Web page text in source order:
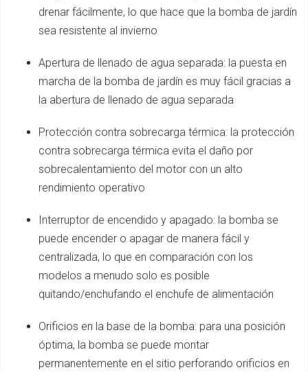
drenar fácilmente, lo que hace que la bomba de jardín
sea resistente al invierno
Apertura de llenado de agua separada: la puesta en
marcha de la bomba de jardín es muy fácil gracias a
la abertura de llenado de agua separada
Protección contra sobrecarga térmica: la protección
contra sobrecarga térmica evita el daño por
sobrecalentamiento del motor con un alto
rendimiento operativo
Interruptor de encendido y apagado: la bomba se
puede encender o apagar de manera fácil y
centralizada, lo que en comparación con los
modelos a menudo solo es posible
quitando/enchufando el enchufe de alimentación
Orificios en la base de la bomba: para una posición
óptima, la bomba se puede montar
permanentemente en el sitio perforando orificios en